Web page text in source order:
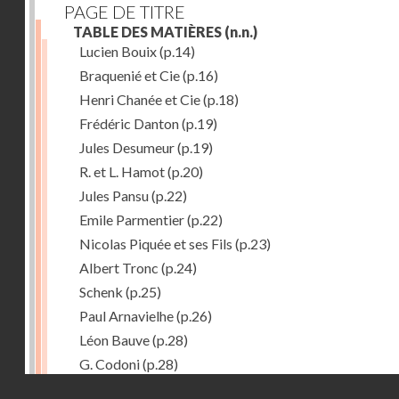
PAGE DE TITRE
TABLE DES MATIÈRES (n.n.)
Lucien Bouix(p.14)
Braquenié et Cie(p.16)
Henri Chanée et Cie(p.18)
Frédéric Danton(p.19)
Jules Desumeur(p.19)
R. et L. Hamot(p.20)
Jules Pansu(p.22)
Emile Parmentier(p.22)
Nicolas Piquée et ses Fils (p.23)
Albert Tronc (p.24)
Schenk (p.25)
Paul Arnavielhe(p.26)
Léon Bauve(p.28)
G. Codoni(p.28)